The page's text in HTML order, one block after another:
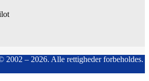
2002 – 2026. Alle rettigheder forbeholdes.